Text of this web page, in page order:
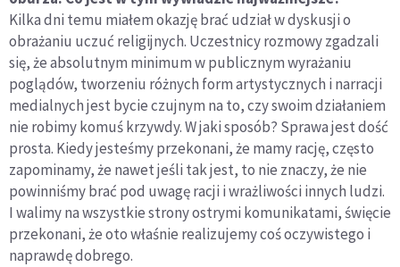
Kilka dni temu miałem okazję brać udział w dyskusji o
obrażaniu uczuć religijnych. Uczestnicy rozmowy zgadzali
się, że absolutnym minimum w publicznym wyrażaniu
poglądów, tworzeniu różnych form artystycznych i narracji
medialnych jest bycie czujnym na to, czy swoim działaniem
nie robimy komuś krzywdy. W jaki sposób? Sprawa jest dość
prosta. Kiedy jesteśmy przekonani, że mamy rację, często
zapominamy, że nawet jeśli tak jest, to nie znaczy, że nie
powinniśmy brać pod uwagę racji i wrażliwości innych ludzi.
I walimy na wszystkie strony ostrymi komunikatami, święcie
przekonani, że oto właśnie realizujemy coś oczywistego i
naprawdę dobrego.